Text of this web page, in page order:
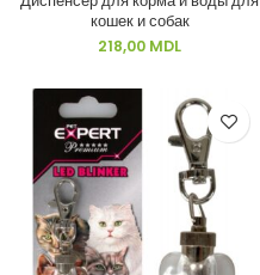
кошек и собак
218,00 MDL